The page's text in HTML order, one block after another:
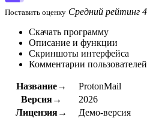
Поставить оценку Средний рейтинг
Скачать программу
Описание и функции
Скриншоты интерфейса
Комментарии пользователей
Название→
ProtonMail
Версия→
2026
Лицензия→
Демо-версия